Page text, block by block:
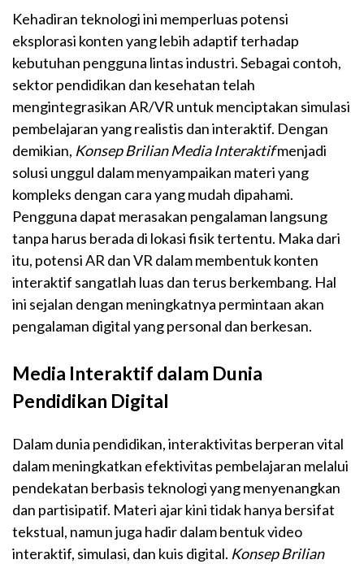
Kehadiran teknologi ini memperluas potensi
eksplorasi konten yang lebih adaptif terhadap
kebutuhan pengguna lintas industri. Sebagai contoh,
sektor pendidikan dan kesehatan telah
mengintegrasikan AR/VR untuk menciptakan simulasi
pembelajaran yang realistis dan interaktif. Dengan
demikian, Konsep Brilian Media Interaktifmenjadi
solusi unggul dalam menyampaikan materi yang
kompleks dengan cara yang mudah dipahami.
Pengguna dapat merasakan pengalaman langsung
tanpa harus berada di lokasi fisik tertentu. Maka dari
itu, potensi AR dan VR dalam membentuk konten
interaktif sangatlah luas dan terus berkembang. Hal
ini sejalan dengan meningkatnya permintaan akan
pengalaman digital yang personal dan berkesan.
Media Interaktif dalam Dunia
Pendidikan Digital
Dalam dunia pendidikan, interaktivitas berperan vital
dalam meningkatkan efektivitas pembelajaran melalui
pendekatan berbasis teknologi yang menyenangkan
dan partisipatif. Materi ajar kini tidak hanya bersifat
tekstual, namun juga hadir dalam bentuk video
interaktif, simulasi, dan kuis digital. Konsep Brilian